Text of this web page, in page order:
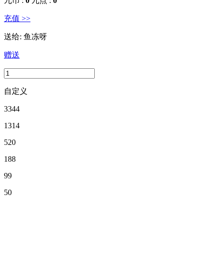
充值 >>
送给: 鱼冻呀
赠送
自定义
3344
1314
520
188
99
50